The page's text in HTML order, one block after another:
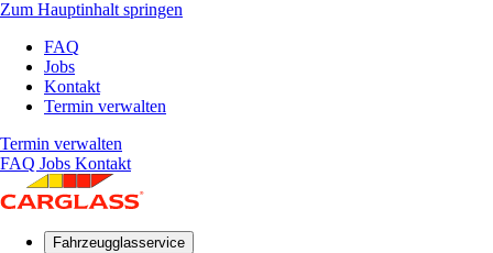
Zum Hauptinhalt springen
FAQ
Jobs
Kontakt
Termin verwalten
Termin verwalten
FAQ Jobs Kontakt
Fahrzeugglasservice